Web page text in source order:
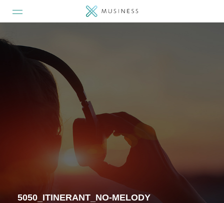
5050_ITINERANT_NO-MELODY